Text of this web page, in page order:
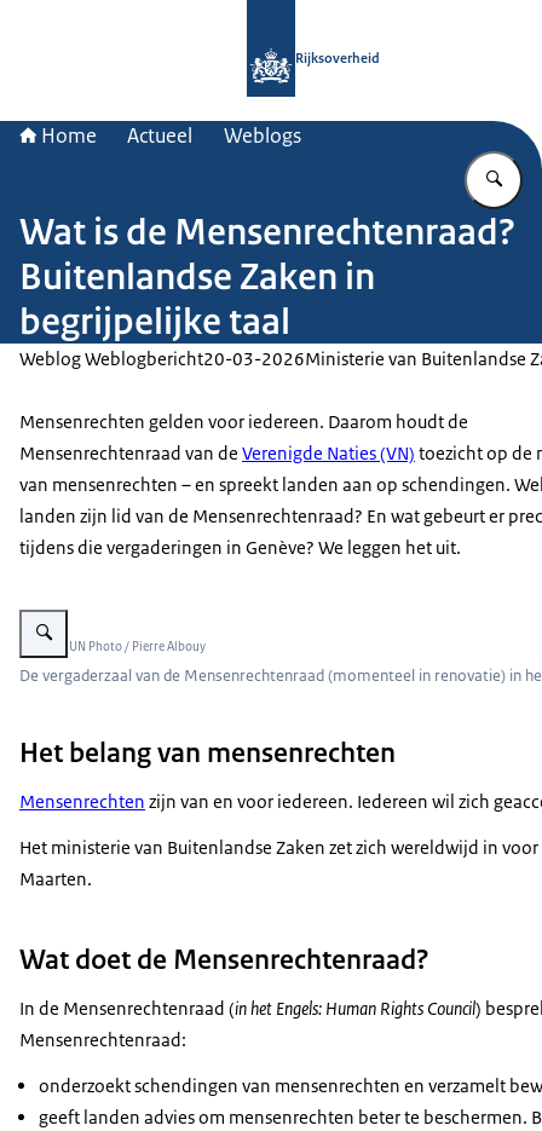
Rijksoverheid
Home Actueel Weblogs
Wat is de Mensenrechtenraad?
Buitenlandse Zaken in
begrijpelijke taal
Weblog Weblogbericht20-03-2026Ministerie van Buitenlandse
Mensenrechten gelden voor iedereen. Daarom houdt de
Mensenrechtenraad van de Verenigde Naties (VN) toezicht op de
van mensenrechten – en spreekt landen aan op schendingen.
landen zijn lid van de Mensenrechtenraad? En wat gebeurt er
tijdens die vergaderingen in Genève? We leggen het uit.
Vergroot afbeelding VN Mensenrechtenraad
Beeld: © UN Photo / Pierre Albouy
De vergaderzaal van de Mensenrechtenraad (momenteel in renovatie) in
Het belang van mensenrechten
Mensenrechten zijn van en voor iedereen. Iedereen wil zich
Het ministerie van Buitenlandse Zaken zet zich wereldwijd in
Maarten.
Wat doet de Mensenrechtenraad?
In de Mensenrechtenraad (in het Engels: Human Rights Council)
Mensenrechtenraad:
onderzoekt schendingen van mensenrechten en verzamelt
geeft landen advies om mensenrechten beter te